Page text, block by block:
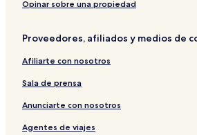
Opinar sobre una propiedad
Proveedores, afiliados y medios de
Afiliarte con nosotros
Sala de prensa
Anunciarte con nosotros
Agentes de viajes